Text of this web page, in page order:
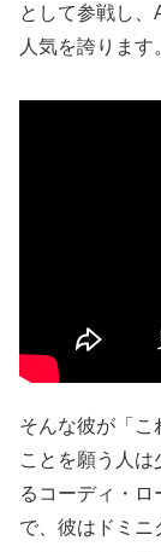
として参戦し
人気を誇ります
そんな彼が「こ
ことを願う人
るコーディ・
で、彼はドミニ